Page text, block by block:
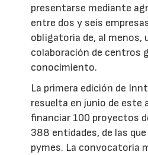
presentarse mediante
entre dos y seis
obligatoria de, al menos,
colaboración de centros
conocimiento.
La primera edición de
resuelta en junio de este
financiar 100 proyectos
388 entidades, de las
pymes. La convocatoria